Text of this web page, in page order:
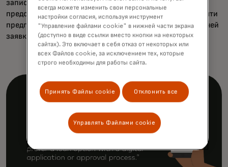
записи при подаче заявки на кредит. И, будучи
представителями цифрового поколения, девять из десяти
предпочли бы вариант кредитования с цифровой подачей
заявки или процессом одобрения.
всегда можете изменить свои персональные
настройки согласия, используя инструмент
"Управление файлами cookie" в нижней части экрана
(доступно в виде ссылки вместо кнопки на некоторых
сайтах). Это включает в себя отказ от некоторых или
всех Файлов cookie, за исключением тех, которые
строго необходимы для работы сайта.
Принять Файлы cookie Отклонить все
Управлять Файлами cookie